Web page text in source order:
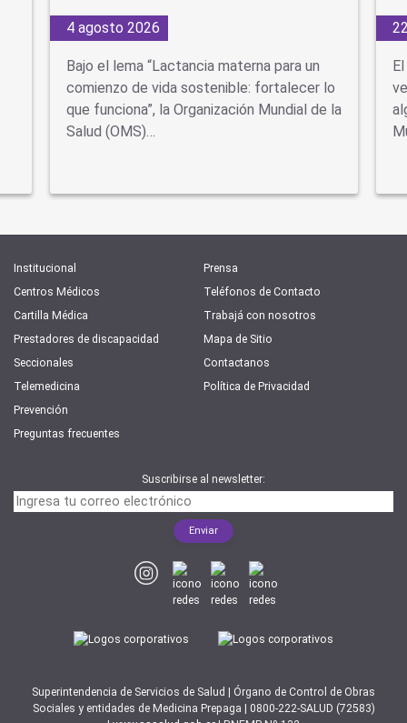
4 agosto 2026
Bajo el lema “Lactancia materna para un
comienzo de vida sostenible: fortalecer lo
que funciona”, la Organización Mundial de la
Salud (OMS)…
Institucional
Centros Médicos
Cartilla Médica
Prestadores de discapacidad
Seccionales
Telemedicina
Prevención
Preguntas frecuentes
Prensa
Teléfonos de Contacto
Trabajá con nosotros
Mapa de Sitio
Contactanos
Política de Privacidad
Suscribirse al newsletter:
Superintendencia de Servicios de Salud | Órgano de Control de Obras
Sociales y entidades de Medicina Prepaga | 0800-222-SALUD (72583)